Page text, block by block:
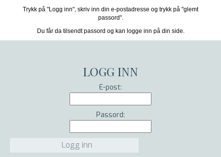
Trykk på "Logg inn", skriv inn din e-postadresse og trykk på "glemt
passord".
Du får da tilsendt passord og kan logge inn på din side.
LOGG INN
E-post:
Passord: